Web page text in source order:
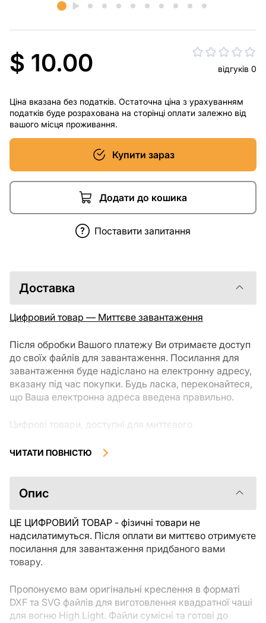
$ 10.00 відгуків 0
Ціна вказана без податків. Остаточна ціна з урахуванням
податків буде розрахована на сторінці оплати залежно від
вашого місця проживання.
Купити зараз
Додати до кошика
Поставити запитання
Доставка
Цифровий товар — Миттєве завантаження
Після обробки Вашого платежу Ви отримаєте доступ
до своїх файлів для завантаження. Посилання для
завантаження буде надіслано на електронну адресу,
вказану під час покупки. Будь ласка, переконайтеся,
що Ваша електронна адреса введена правильно.
Цифрові товари, доступні для миттєвого
після їх завантаження. Рекомендуємо уважно
уточнюючі питання перед покупкою. Якщо у Вас
виникли проблеми із замовленням, будь ласка,
ЧИТАТИ ПОВНІСТЮ
Опис
ЦЕ ЦИФРОВИЙ ТОВАР - фізичні товари не
надсилатимуться. Після оплати ви миттєво отримуєте
посилання для завантаження придбаного вами
товару.
Пропонуємо вам оригінальні креслення в форматі
DXF та SVG файлів для виготовлення квадратної чаші
для вогню High Light. Файли сумісні та готові до